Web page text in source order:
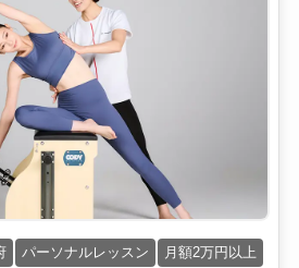
パーソナルレッスン 月額2万円以上